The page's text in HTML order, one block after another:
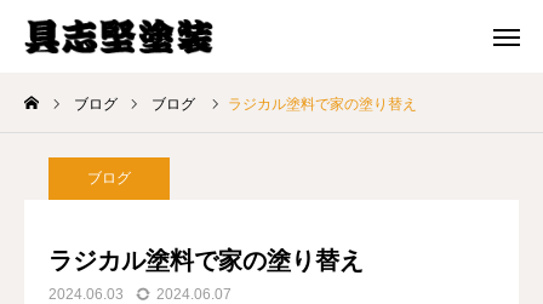
ブログ ブログ ラジカル塗料で家の塗り替え
ブログ
ラジカル塗料で家の塗り替え
2024.06.03 2024.06.07
メール 問合せ 電話 問合せ
ホーム
料金プラン